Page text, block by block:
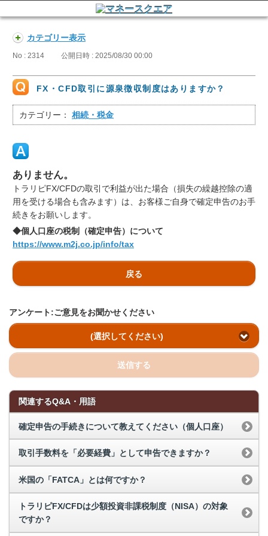
カテゴリー表示
No : 2314 公開日時 : 2025/08/30 00:00
FX・CFD取引に源泉徴収制度はありますか？
カテゴリー： 相続・税金
ありません。
トラリピFX/CFDの取引で利益が出た場合（損失の繰越控除の適
用を受ける場合も含みます）は、お客様ご自身で確定申告のお手
続きをお願いします。
◆個人口座の税制（確定申告）について
https://www.m2j.co.jp/info/tax
戻る
アンケート:ご意見をお聞かせください
(選択してください)
送信する
関連するQ&A・用語
確定申告の手続きについて教えてください（個人口座）
取引手数料を「必要経費」として申告できますか？
米国の「FATCA」とは何ですか？
トラリピFX/CFDは少額投資非課税制度（NISA）の対象
ですか？